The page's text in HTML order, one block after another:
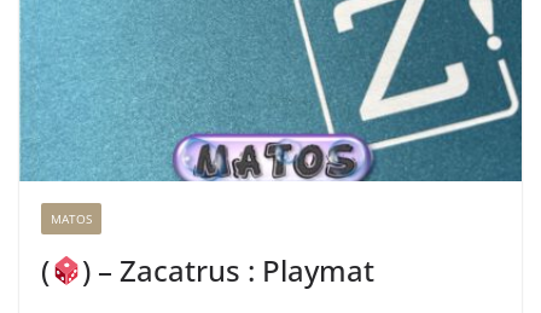
MATOS
( ) – Zacatrus : Playmat